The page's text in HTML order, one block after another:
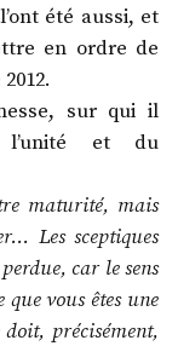
été aussi, et
en ordre de
sur qui il
et du
maturité, mais
Les sceptiques
car le sens
vous êtes une
précisément,